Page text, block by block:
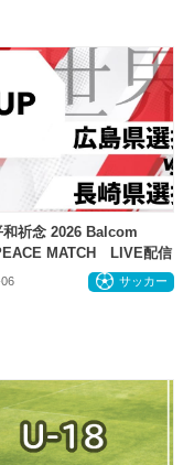
和祈念 2026 Balcom
MATCH LIVE配信
サッカー